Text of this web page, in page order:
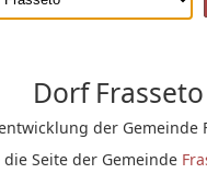
Dorf Frasseto
der Gemeinde
die Seite der Gemeinde